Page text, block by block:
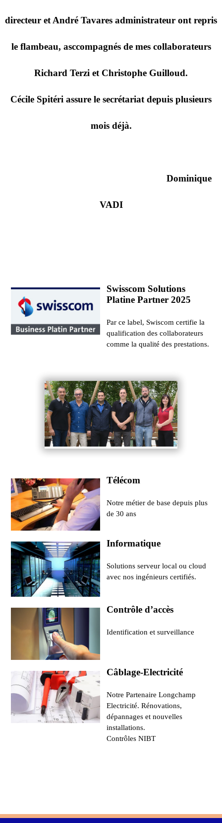
directeur et André Tavares administrateur ont repris
le flambeau, asccompagnés de mes collaborateurs
Richard Terzi et Christophe Guilloud.
Cécile Spitéri assure le secrétariat depuis plusieurs
mois déjà.
Dominique
VADI
Swisscom Solutions
Platine Partner 2025
Par ce label, Swiscom certifie la
qualification des collaborateurs
comme la qualité des prestations.
Télécom
Notre métier de base depuis plus
de 30 ans
Informatique
Solutions serveur local ou cloud
avec nos ingénieurs certifiés.
Contrôle d’accès
Identification et surveillance
Câblage-Electricité
Notre Partenaire Longchamp
Electricité. Rénovations,
dépannages et nouvelles
installations.
Contrôles NIBT